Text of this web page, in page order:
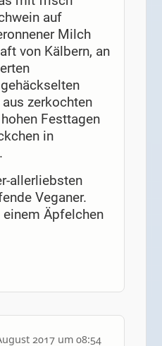
auf
Milch
von Kälbern, an
zerkochten
Festtagen
in
allerliebsten
Veganer.
Äpfelchen
2017 um 08:54